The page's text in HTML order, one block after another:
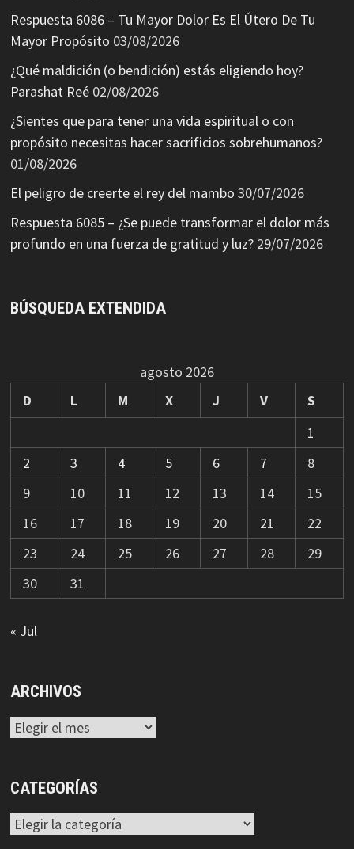
Respuesta 6086 – Tu Mayor Dolor Es El Útero De Tu
Mayor Propósito 03/08/2026
¿Qué maldición (o bendición) estás eligiendo hoy?
Parashat Reé 02/08/2026
¿Sientes que para tener una vida espiritual o con
propósito necesitas hacer sacrificios sobrehumanos?
01/08/2026
El peligro de creerte el rey del mambo 30/07/2026
Respuesta 6085 – ¿Se puede transformar el dolor más
profundo en una fuerza de gratitud y luz? 29/07/2026
BÚSQUEDA EXTENDIDA
agosto 2026
D
L M X J V
S
1
2
3 4 5 6 7
8
9
10 11 12 13 14
15
16
17 18 19 20 21
22
23
24 25 26 27 28
29
30
31
« Jul
ARCHIVOS
Archivos
CATEGORÍAS
Categorías